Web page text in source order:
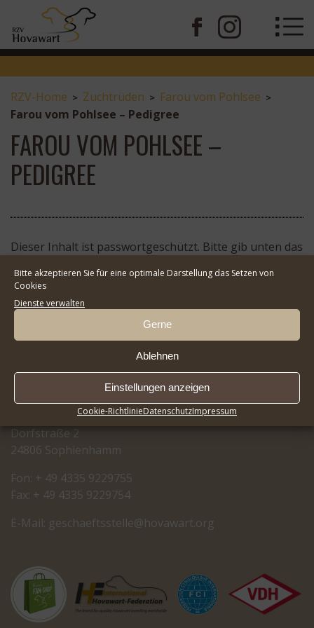
Bitte akzeptieren Sie für eine optimale Darstellung das Setzen von
Cookies
Dienste verwalten
Gerne
Ablehnen
Einstellungen anzeigen
Cookie-RichtlinieDatenschutzImpressum
RZV-Home > Zuchtrüden > Farou vom Pohlsee >
Farou vom Pohlsee – Pedigree
FAROU VOM POHLSEE –
PEDIGREE
Dieser Inhalt ist passwortgeschützt. Bitte gib unten das
Passwort:
RASSEZUCHTVEREIN
FÜR HOVAWART-HUNDE E.V.
Dorfstraße 2
24806 Sophienhamm
Fon: + 49 4335 9229755
Fax: + 49 4335 9229754
E-Mail:
gro.t
rawav
oh@el
letss
tfeah
cseg